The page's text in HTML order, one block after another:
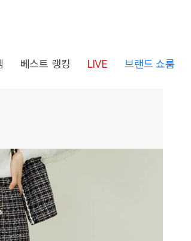
베스트 랭킹 LIVE 브랜드 쇼룸